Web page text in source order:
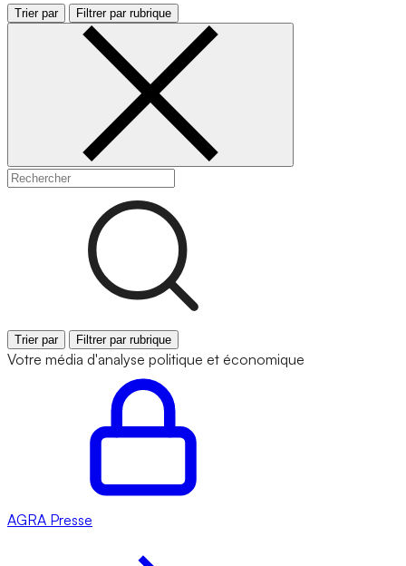
Trier par Filtrer par rubrique
Trier par Filtrer par rubrique
Votre média d'analyse politique et économique
AGRA Presse